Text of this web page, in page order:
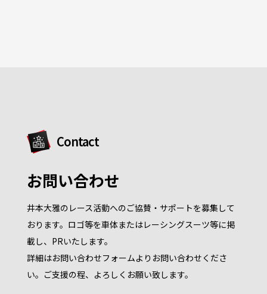
Contact
お問い合わせ
井本大雅のレース活動へのご協賛・サポートを募集して
おります。ロゴ等を車体またはレーシングスーツ等に掲
載し、PRいたします。
詳細はお問い合わせフォームよりお問い合わせくださ
い。ご支援の程、よろしくお願い致します。